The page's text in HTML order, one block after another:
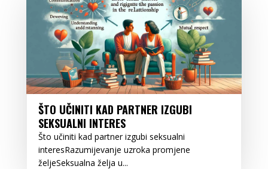
ŠTO UČINITI KAD PARTNER IZGUBI
SEKSUALNI INTERES
Što učiniti kad partner izgubi seksualni
interesRazumijevanje uzroka promjene
željeSeksualna želja u...